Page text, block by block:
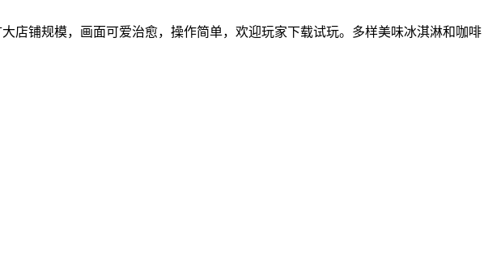
店铺规模，画面可爱治愈，操作简单，欢迎玩家下载试玩。多样美味冰淇淋和咖啡